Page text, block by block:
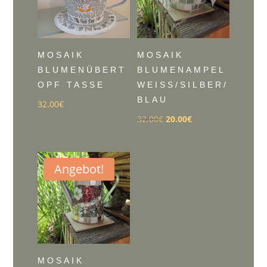
MOSAIK
BLUMENÜBERT
OPF TASSE
32.00€
MOSAIK
BLUMENAMPEL
WEISS/SILBER/B
LAU
32.00€ Ursprünglicher
20.00€Aktueller
Angebot!
MOSAIK